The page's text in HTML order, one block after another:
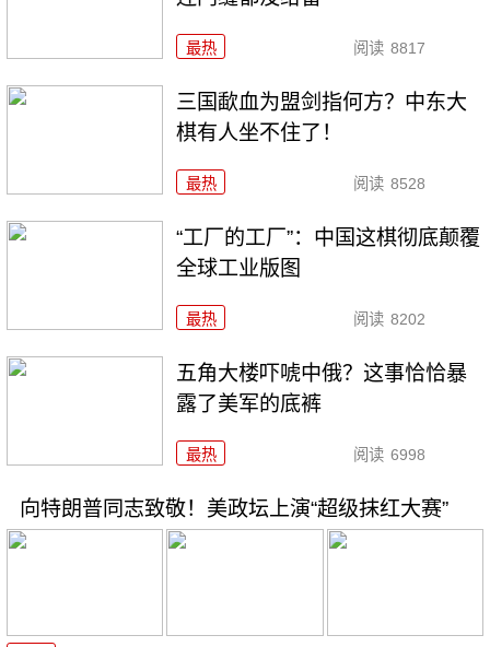
最热 阅读 8817
三国歃血为盟剑指何方？中东大
棋有人坐不住了！
最热 阅读 8528
“工厂的工厂”：中国这棋彻底颠覆
全球工业版图
最热 阅读 8202
五角大楼吓唬中俄？这事恰恰暴
露了美军的底裤
最热 阅读 6998
向特朗普同志致敬！美政坛上演“超级抹红大赛”